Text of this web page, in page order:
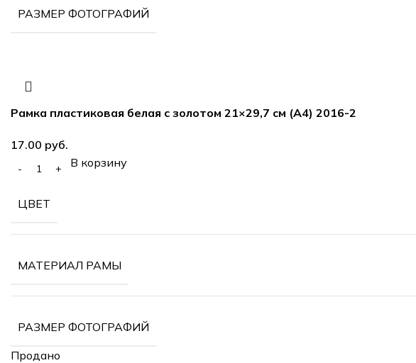
РАЗМЕР ФОТОГРАФИЙ
Рамка пластиковая белая с золотом 21×29,7 см (А4) 2016-2
руб.
В корзину
ЦВЕТ
МАТЕРИАЛ РАМЫ
РАЗМЕР ФОТОГРАФИЙ
Продано